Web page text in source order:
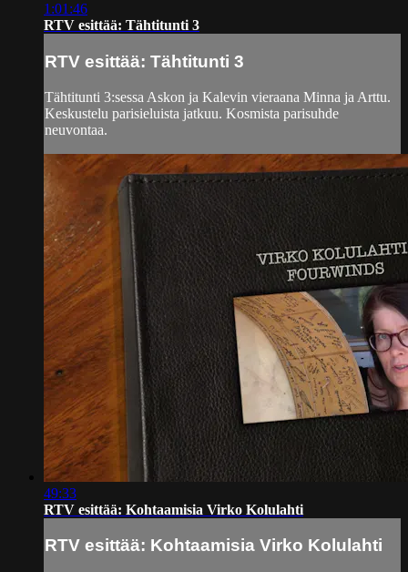
1:01:46
RTV esittää: Tähtitunti 3
RTV esittää: Tähtitunti 3
Tähtitunti 3:sessa Askon ja Kalevin vieraana Minna ja Arttu.
Keskustelu parisieluista jatkuu. Kosmista parisuhde
neuvontaa.
49:33
RTV esittää: Kohtaamisia Virko Kolulahti
RTV esittää: Kohtaamisia Virko Kolulahti